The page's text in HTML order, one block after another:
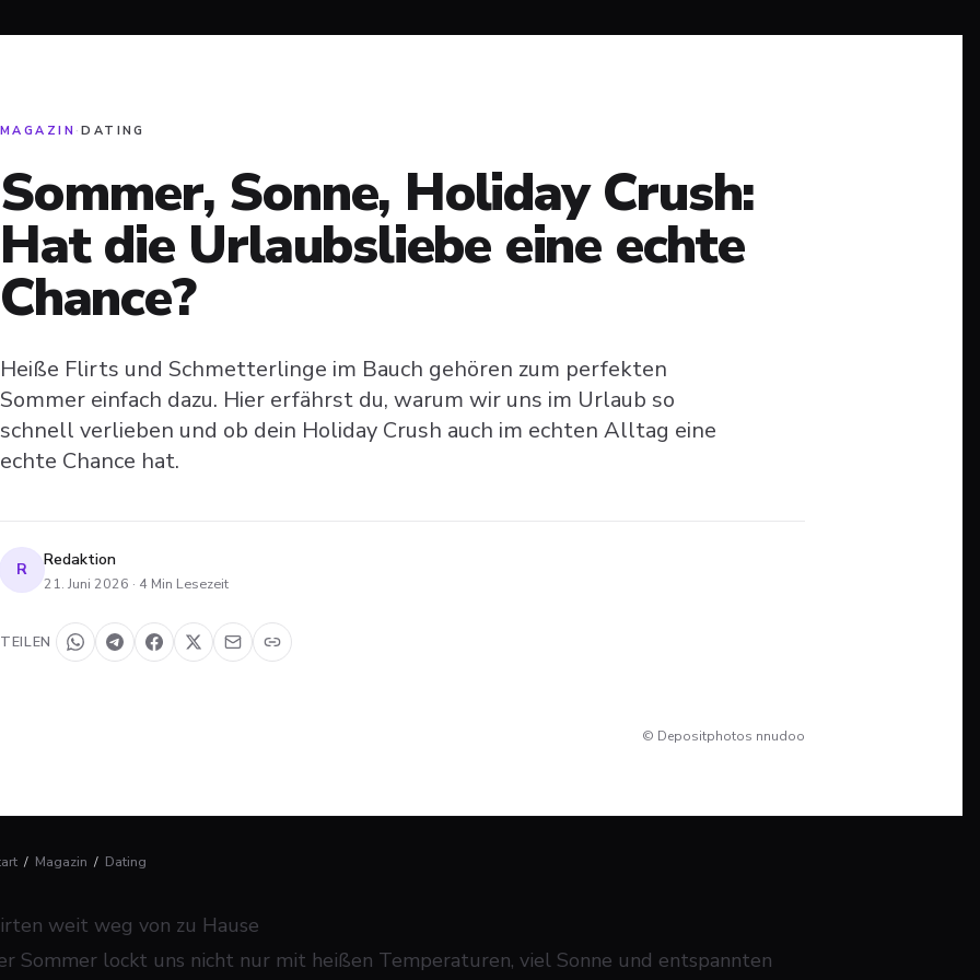
MAGAZIN ·DATING
Sommer, Sonne, Holiday Crush:
Hat die Urlaubsliebe eine echte
Chance?
Heiße Flirts und Schmetterlinge im Bauch gehören zum perfekten
Sommer einfach dazu. Hier erfährst du, warum wir uns im Urlaub so
schnell verlieben und ob dein Holiday Crush auch im echten Alltag eine
echte Chance hat.
R Redaktion
21. Juni 2026 · 4 Min Lesezeit
TEILEN
© Depositphotos nnudoo
/ Magazin / Dating
weit weg von zu Hause
Sommer lockt uns nicht nur mit heißen Temperaturen, viel Sonne und entspannten